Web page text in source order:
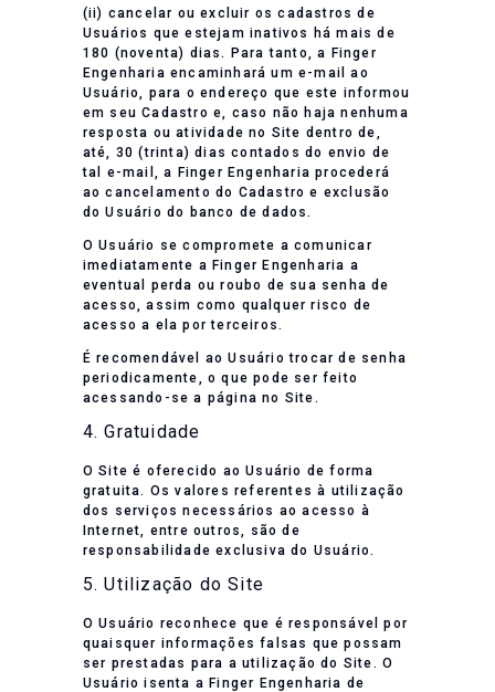
(ii) cancelar ou excluir os cadastros de
Usuários que estejam inativos há mais de
180 (noventa) dias. Para tanto, a Finger
Engenharia encaminhará um e-mail ao
Usuário, para o endereço que este informou
em seu Cadastro e, caso não haja nenhuma
resposta ou atividade no Site dentro de,
até, 30 (trinta) dias contados do envio de
tal e-mail, a Finger Engenharia procederá
ao cancelamento do Cadastro e exclusão
do Usuário do banco de dados.
O Usuário se compromete a comunicar
imediatamente a Finger Engenharia a
eventual perda ou roubo de sua senha de
acesso, assim como qualquer risco de
acesso a ela por terceiros.
É recomendável ao Usuário trocar de senha
periodicamente, o que pode ser feito
acessando-se a página no Site.
4. Gratuidade
O Site é oferecido ao Usuário de forma
gratuita. Os valores referentes à utilização
dos serviços necessários ao acesso à
Internet, entre outros, são de
responsabilidade exclusiva do Usuário.
5. Utilização do Site
O Usuário reconhece que é responsável por
quaisquer informações falsas que possam
ser prestadas para a utilização do Site. O
Usuário isenta a Finger Engenharia de